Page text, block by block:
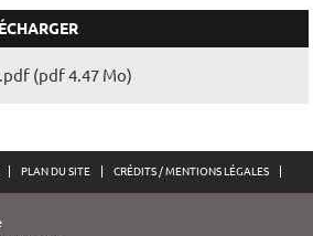
(pdf 4.47 Mo)
PLAN DU SITE CRÉDITS / MENTIONS LÉGALES